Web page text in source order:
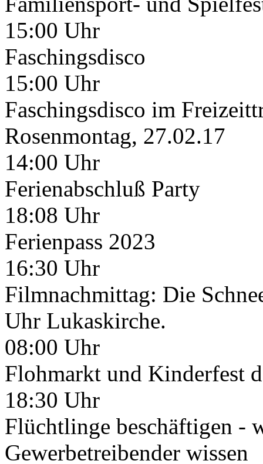
15:00 Uhr
Faschingsdisco
15:00 Uhr
Faschingsdisco im
Rosenmontag, 27.02.17
14:00 Uhr
Ferienabschluß Party
18:08 Uhr
Ferienpass 2023
16:30 Uhr
Filmnachmittag: Die
Uhr Lukaskirche.
08:00 Uhr
Flohmarkt und Kinderfest
18:30 Uhr
Flüchtlinge beschäftigen -
Gewerbetreibender wissen